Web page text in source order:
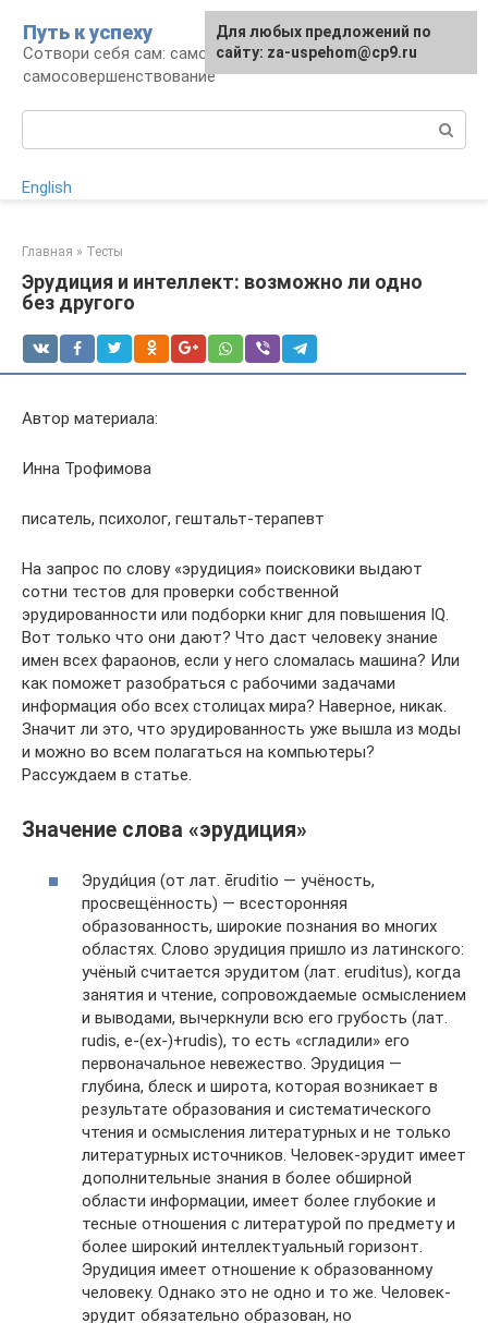
контенту
Путь к успеху
Сотвори себя сам: саморазвитие и
самосовершенствование
English
Главная » Тесты
Эрудиция и интеллект: возможно ли одно
без другого
Автор материала:
Инна Трофимова
писатель, психолог, гештальт-терапевт
На запрос по слову «эрудиция» поисковики выдают
сотни тестов для проверки собственной
эрудированности или подборки книг для повышения IQ.
Вот только что они дают? Что даст человеку знание
имен всех фараонов, если у него сломалась машина? Или
как поможет разобраться с рабочими задачами
информация обо всех столицах мира? Наверное, никак.
Значит ли это, что эрудированность уже вышла из моды
и можно во всем полагаться на компьютеры?
Рассуждаем в статье.
Значение слова «эрудиция»
Эруди́ция (от лат. ēruditio — учёность,
просвещённость) — всесторонняя
образованность, широкие познания во многих
областях. Слово эрудиция пришло из латинского:
учёный считается эрудитом (лат. eruditus), когда
занятия и чтение, сопровождаемые осмыслением
и выводами, вычеркнули всю его грубость (лат.
rudis, e-(ex-)+rudis), то есть «сгладили» его
первоначальное невежество. Эрудиция —
глубина, блеск и широта, которая возникает в
результате образования и систематического
чтения и осмысления литературных и не только
литературных источников. Человек-эрудит имеет
дополнительные знания в более обширной
области информации, имеет более глубокие и
тесные отношения с литературой по предмету и
более широкий интеллектуальный горизонт.
Эрудиция имеет отношение к образованному
человеку. Однако это не одно и то же. Человек-
эрудит обязательно образован, но
Для любых предложений по
сайту: za-uspehom@cp9.ru